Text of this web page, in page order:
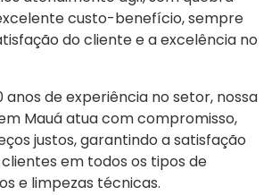
custo-benefício, sempre
do cliente e a excelência no
anos de experiência no setor, nossa
Mauá atua com compromisso,
justos, garantindo a satisfação
em todos os tipos de
e limpezas técnicas.